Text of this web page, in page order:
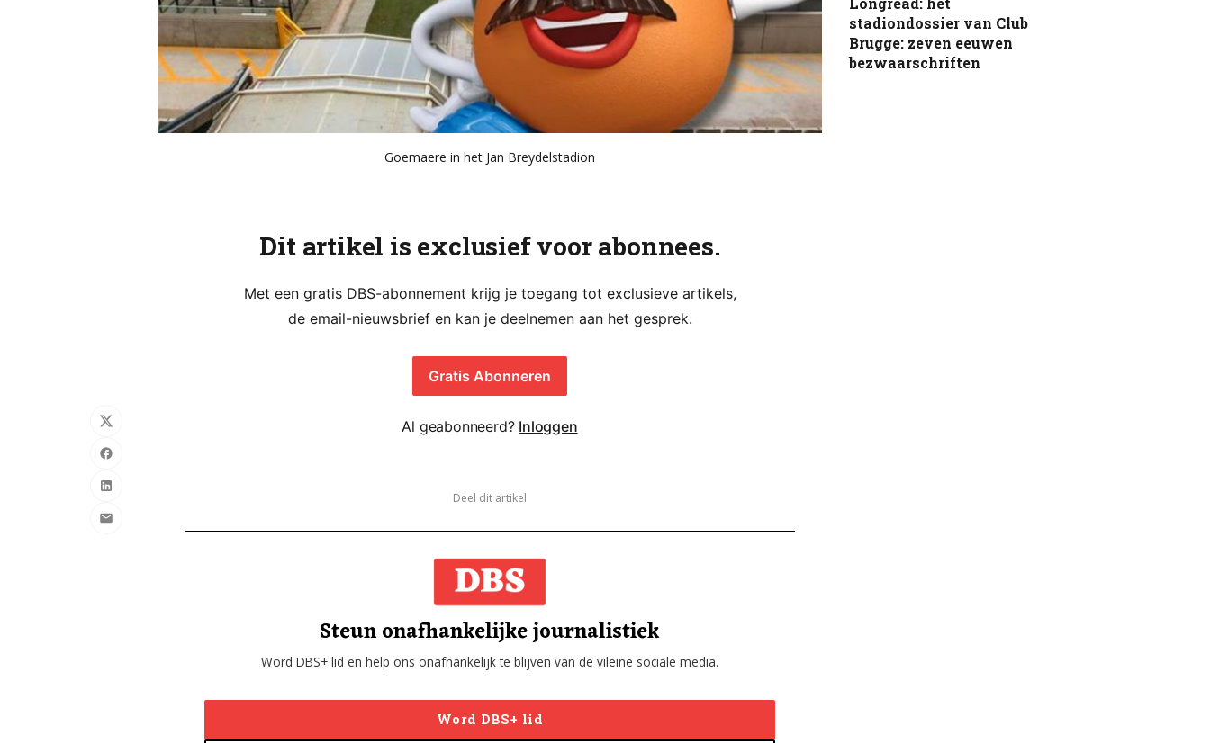
Goemaere in het Jan Breydelstadion
Dit artikel is exclusief voor abonnees.
Met een gratis DBS-abonnement krijg je toegang tot exclusieve artikels,
de email-nieuwsbrief en kan je deelnemen aan het gesprek.
Gratis Abonneren
Al geabonneerd? Inloggen
Deel dit artikel
Steun onafhankelijke journalistiek
Word DBS+ lid en help ons onafhankelijk te blijven van de vileine sociale media.
Word DBS+ lid
stadiondossier van Club
Brugge: zeven eeuwen
bezwaarschriften